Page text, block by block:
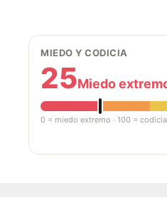
MIEDO Y CODICIA
25Miedo
0 = miedo extremo · 100 =